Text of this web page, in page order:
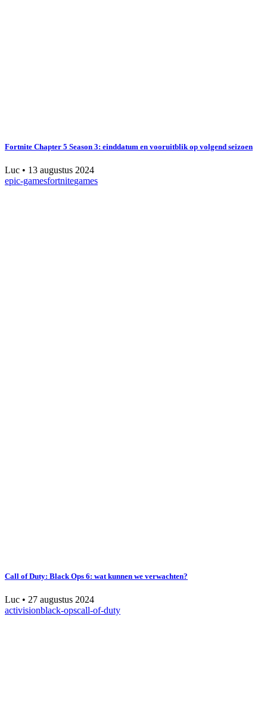
Fortnite Chapter 5 Season 3: einddatum en vooruitblik op volgend seizoen
Luc • 13 augustus 2024
epic-gamesfortnitegames
Call of Duty: Black Ops 6: wat kunnen we verwachten?
Luc • 27 augustus 2024
activisionblack-opscall-of-duty